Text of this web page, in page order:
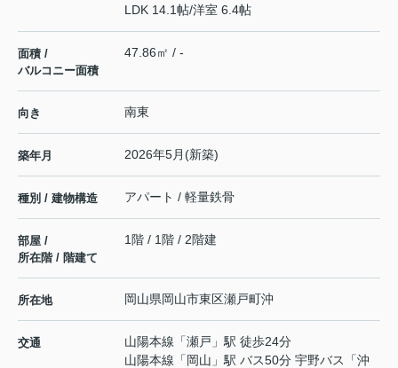
LDK 14.1帖/洋室 6.4帖
面積 /
バルコニー面積
47.86㎡ / -
向き 南東
築年月 2026年5月(新築)
種別 / 建物構造 アパート / 軽量鉄骨
部屋 /
所在階 / 階建て
1階 / 1階 / 2階建
所在地 岡山県岡山市東区瀬戸町沖
交通 山陽本線 「瀬戸 」駅 徒歩24分
山陽本線 「 岡山 」駅 バス50分 宇野バス「沖